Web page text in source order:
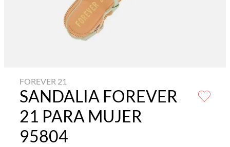
FOREVER 21
SANDALIA FOREVER
21 PARA MUJER
95804